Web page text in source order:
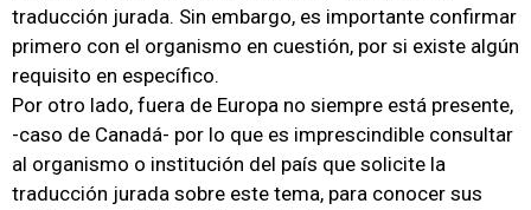
traducción jurada. Sin embargo, es importante confirmar
primero con el organismo en cuestión, por si existe algún
requisito en específico.
Por otro lado, fuera de Europa no siempre está presente,
-caso de Canadá- por lo que es imprescindible consultar
al organismo o institución del país que solicite la
traducción jurada sobre este tema, para conocer sus